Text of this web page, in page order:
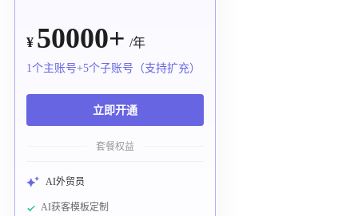
¥ 50000+ /年
1个主账号+5个子账号（支持扩充）
立即开通
套餐权益
AI外贸员
AI获客模板定制